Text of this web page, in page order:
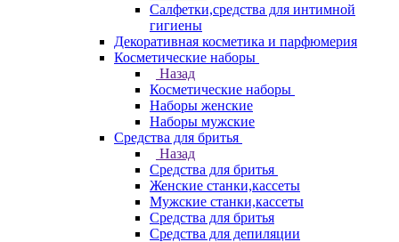
Салфетки,средства для интимной
гигиены
Декоративная косметика и парфюмерия
Косметические наборы
Назад
Косметические наборы
Наборы женские
Наборы мужские
Средства для бритья
Назад
Средства для бритья
Женские станки,кассеты
Мужские станки,кассеты
Средства для бритья
Средства для депиляции